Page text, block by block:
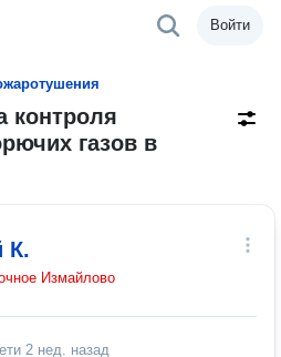
Войти
контроля
газов в
К.
Измайлово
2 нед. назад